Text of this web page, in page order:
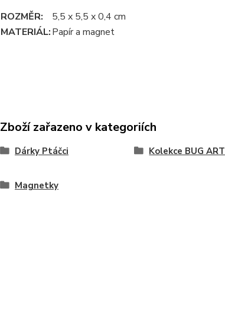
ROZMĚR:
5,5 x 5,5 x 0,4 cm
MATERIÁL:Papír a magnet
Zboží zařazeno v kategoriích
Dárky Ptáčci Kolekce BUG ART
Magnetky